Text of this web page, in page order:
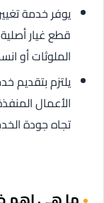
يوفر خدمة
قطع غيار
الملوثات أو
يلتزم
الأعمال
تجاه جودة